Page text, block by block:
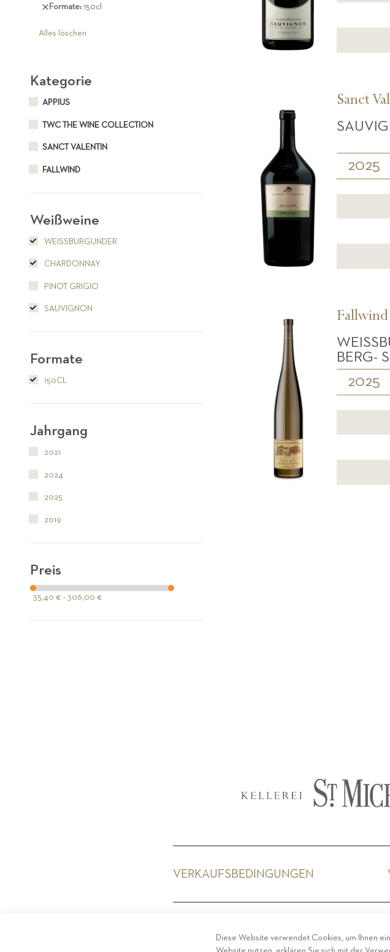
Sanct
2025
Fallwind
ERG-
2025
entfernen
Formate 150cl
Diesen
entfernen
Alles löschen
Kategorie
APPIUS
TWC THE WINE COLLECTION
SANCT VALENTIN
FALLWIND
Weißweine
WEISSBURGUNDER
CHARDONNAY
PINOT GRIGIO
SAUVIGNON
Formate
150CL
Jahrgang
2021
2024
2025
2019
Preis
35,40 € - 306,00 €
VERKAUFSBEDINGUNGEN
COPYRIGHT
Diese Website verwendet Cookies, um Ihnen